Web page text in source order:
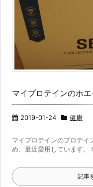
マイプロテインのホ
2019-01-24 健康
マイプロテインのプロテイ
め、最近愛用しています。
記事